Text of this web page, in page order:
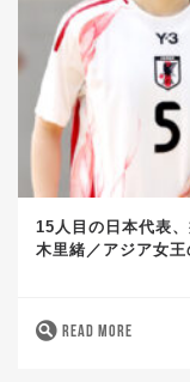
15人目の日本代表
木里緒／アジア女王
READ MORE